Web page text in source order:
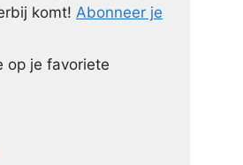
komt! Abonneer je
op je favoriete